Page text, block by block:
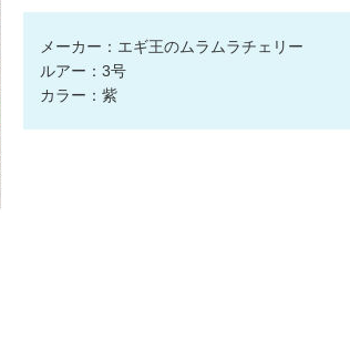
メーカー：エギ王のムラムラチェリー
ルアー：3号
カラー：紫